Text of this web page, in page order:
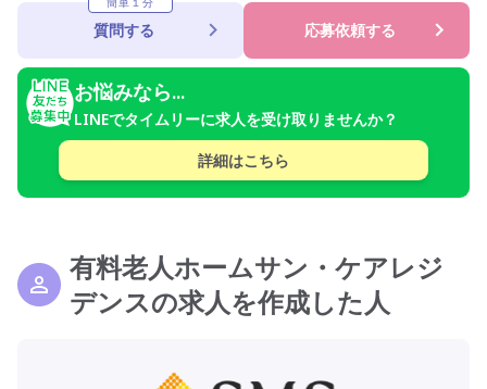
質問する 応募依頼する
お悩みなら...
LINEでタイムリーに求人を受け取りませんか？
詳細はこちら
有料老人ホームサン・ケアレジ
デンスの求人を作成した人